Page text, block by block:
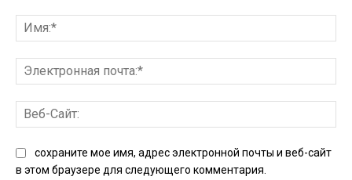
сохраните мое имя, адрес электронной почты и веб-сайт
в этом браузере для следующего комментария.